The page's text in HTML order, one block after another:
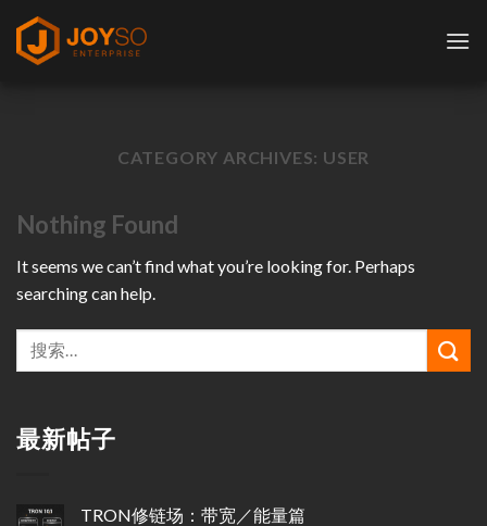
Skip
content
CATEGORY ARCHIVES: USER
Nothing Found
It seems we can’t find what you’re looking for. Perhaps
searching can help.
最新帖子
TRON修链场：带宽／能量篇